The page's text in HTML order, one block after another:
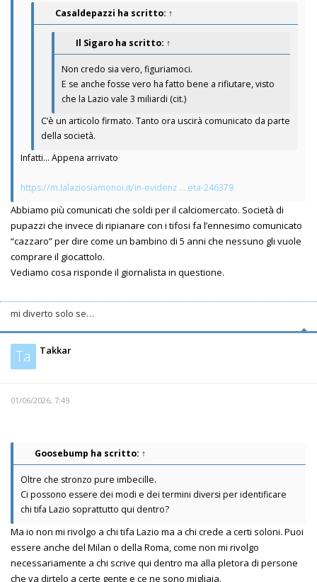
Casaldepazzi ha scritto: ↑
Il Sigaro ha scritto: ↑
Non credo sia vero, figuriamoci.
E se anche fosse vero ha fatto bene a rifiutare, visto
che la Lazio vale 3 miliardi (cit.)
C’è un articolo firmato. Tanto ora uscirà comunicato da parte
della società.
Infatti... Appena arrivato
https://m.lalaziosiamonoi.it/in-evidenz ... eta-246379
Abbiamo più comunicati che soldi per il calciomercato. Società di
pupazzi che invece di ripianare con i tifosi fa l’ennesimo comunicato
“cazzaro” per dire come un bambino di 5 anni che nessuno gli vuole
comprare il giocattolo.
Vediamo cosa risponde il giornalista in questione.
mi diverto solo se…
Ta Takkar
01/06/2026, 7:49
Goosebump ha scritto: ↑
Oltre che stronzo pure imbecille.
Ci possono essere dei modi e dei termini diversi per identificare
chi tifa Lazio soprattutto qui dentro?
Ma io non mi rivolgo a chi tifa Lazio ma a chi crede a certi soloni. Puoi
essere anche del Milan o della Roma, come non mi rivolgo
necessariamente a chi scrive qui dentro ma alla pletora di persone
che va dirtelo a certe gente e ce ne sono migliaia.